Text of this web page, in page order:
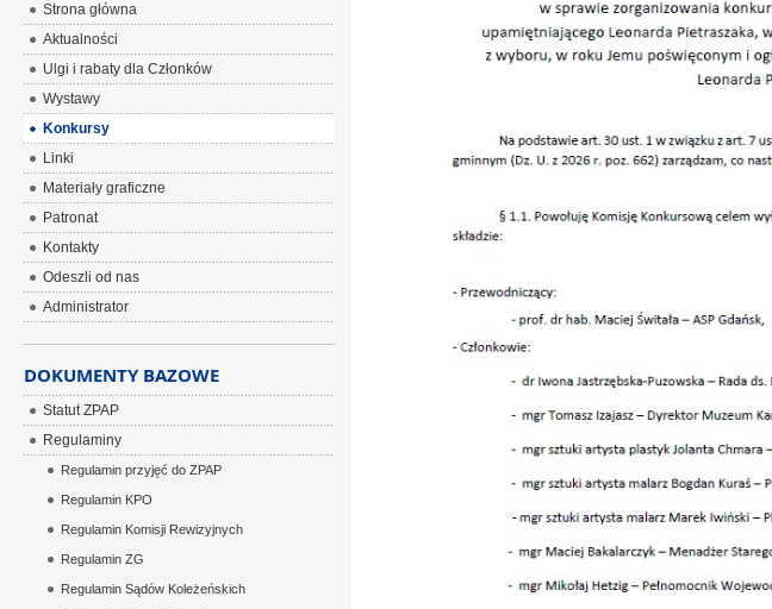
Strona główna
Aktualności
Ulgi i rabaty dla Członków
Wystawy
Konkursy
Linki
Materiały graficzne
Patronat
Kontakty
Odeszli od nas
Administrator
DOKUMENTY BAZOWE
Statut ZPAP
Regulaminy
Regulamin przyjęć do ZPAP
Regulamin KPO
Regulamin Komisji Rewizyjnych
Regulamin ZG
Regulamin Sądów Koleżeńskich